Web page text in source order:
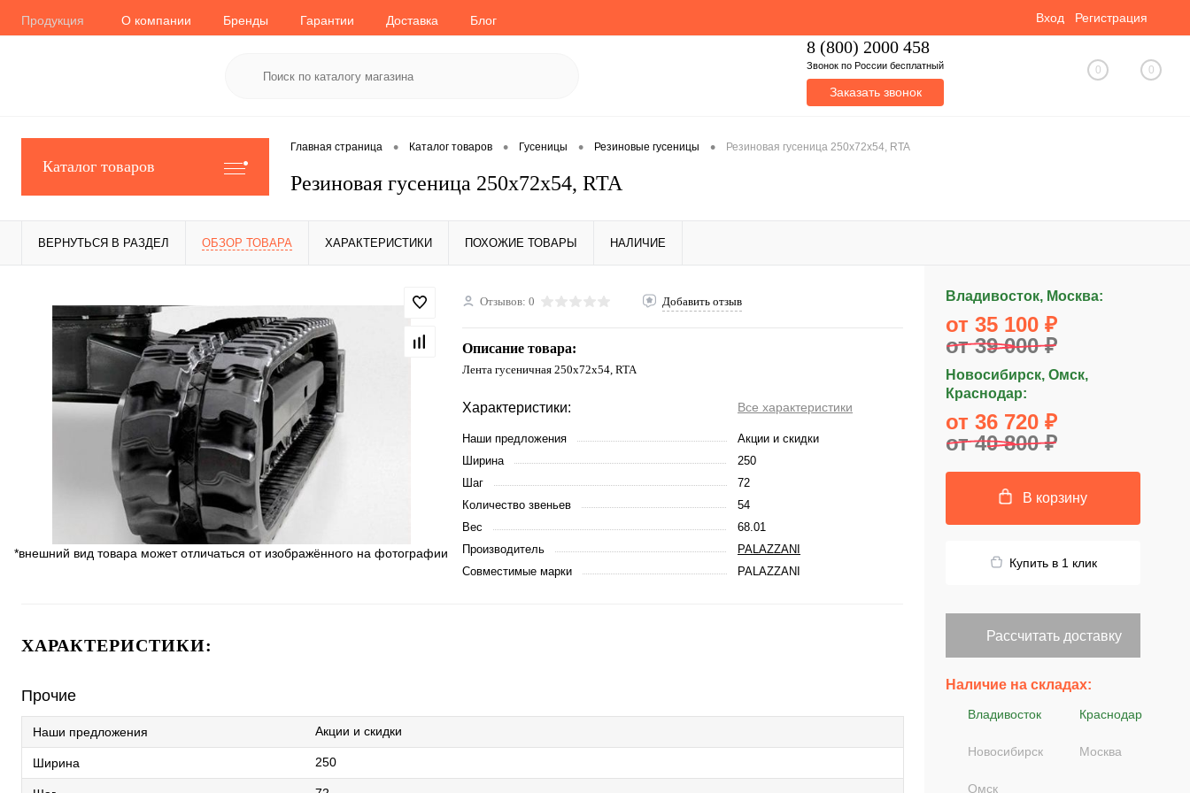
Продукция О компании Бренды Гарантии Доставка Блог Вход Регистрация
8 (800) 2000 458
Звонок по России бесплатный
Заказать звонок
0 0
Каталог товаров
Главная страница • Каталог товаров • Гусеницы • Резиновые гусеницы • Резиновая гусеница 250x72x54, RTA
Резиновая гусеница 250x72x54, RTA
ВЕРНУТЬСЯ В РАЗДЕЛ ОБЗОР ТОВАРА ХАРАКТЕРИСТИКИ ПОХОЖИЕ ТОВАРЫ НАЛИЧИЕ
*внешний вид товара может отличаться от изображённого на фотографии
Отзывов: 0 Добавить отзыв
Описание товара:
Лента гусеничная 250x72x54, RTA
Характеристики: Все характеристики
Наши предложения
Акции и скидки
Ширина
250
Шаг
72
Количество звеньев
54
Вес
68.01
Производитель
PALAZZANI
Совместимые марки
PALAZZANI
ХАРАКТЕРИСТИКИ:
Прочие
Наши предложения Акции и скидки
Ширина 250
Владивосток, Москва:
от 35 100 ₽
от 39 000 ₽
Новосибирск, Омск,
Краснодар:
от 36 720 ₽
от 40 800 ₽
В корзину
Купить в 1 клик
Рассчитать доставку
Наличие на складах:
Владивосток Краснодар
Новосибирск Москва
Омск